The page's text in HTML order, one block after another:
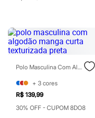
Pantufas
Rasteirinhas
Sandálias
Tênis
Marcas
Baby Club
Fifteen
Miss Fifteen
Palomino
Polo Masculina Com Algodão Manga Curta Texturizada Preta
+ 3 cores
R$ 139,99
30% OFF - CUPOM 8DO8